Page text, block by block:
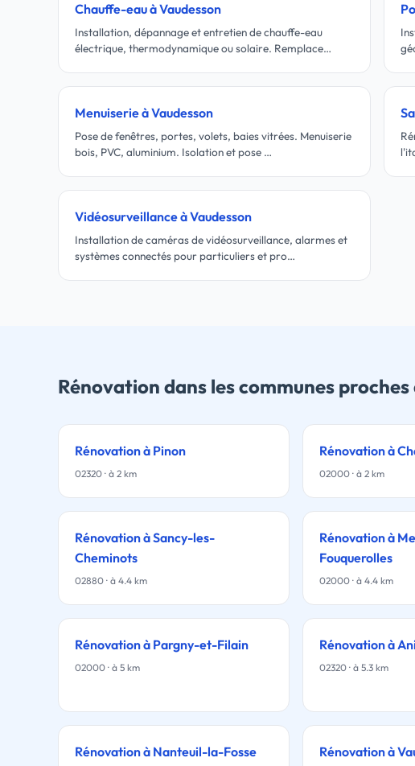
Chauffe-eau à Vaudesson
Installation, dépannage et entretien de chauffe-eau
électrique, thermodynamique ou solaire. Remplace…
Menuiserie à Vaudesson
Pose de fenêtres, portes, volets, baies vitrées. Menuiserie
bois, PVC, aluminium. Isolation et pose …
Vidéosurveillance à Vaudesson
Installation de caméras de vidéosurveillance, alarmes et
systèmes connectés pour particuliers et pro…
Rénovation dans les communes proches
Rénovation à Pinon
02320 · à 2 km
Rénovation à
02000 · à 2 km
Rénovation à Sancy-les-
Cheminots
02880 · à 4.4 km
Rénovation à
Fouquerolles
02000 · à 4.4 km
Rénovation à Pargny-et-Filain
02000 · à 5 km
Rénovation à
02320 · à 5.3 km
Rénovation à Nanteuil-la-Fosse Rénovation à